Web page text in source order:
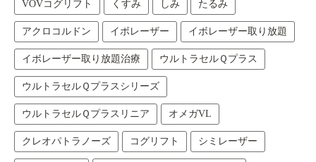
VOVコグリフト くすみ しみ たるみ
アクロコルドン イボレーザー イボレーザー取り放題
イボレーザー取り放題治療 ウルトラセルＱプラス
ウルトラセルＱプラスシリーズ
ウルトラセルＱプラスリニア オメガVL
クレオパトラノーズ コグリフト シミレーザー